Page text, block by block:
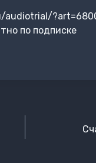
audiotrial/
по подписке